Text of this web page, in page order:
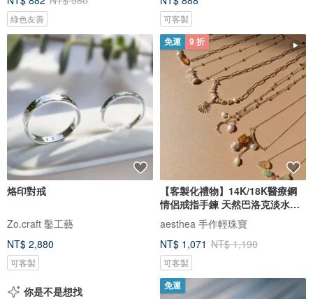
綠色友善 可客製
烙印對戒
Zo.craft 鑿工藝
NT$ 2,880
可客製
免運 9 折
【客製化禮物】14K/18K醫療鋼
情侶戒指手鍊 天然巴洛克淡水珍
aesthea 手作輕珠寶
NT$ 1,071 NT$ 1,190
可客製
你是不是想找 免運